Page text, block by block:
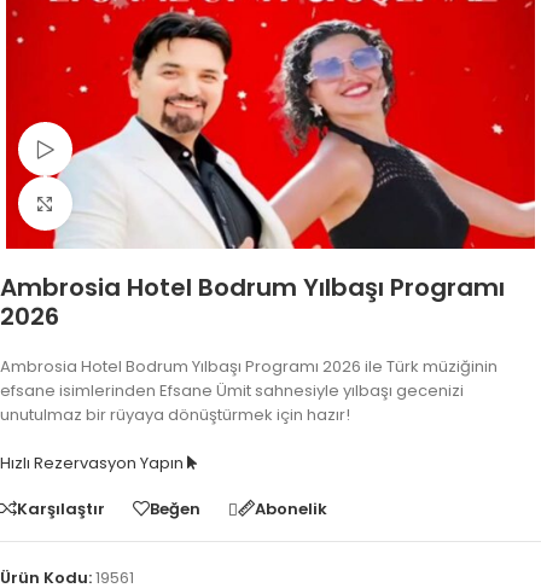
Video İzle
Fotoğrafı Büyüt
Ambrosia Hotel Bodrum Yılbaşı Programı
2026
Ambrosia Hotel Bodrum Yılbaşı Programı 2026 ile Türk müziğinin
efsane isimlerinden Efsane Ümit sahnesiyle yılbaşı gecenizi
unutulmaz bir rüyaya dönüştürmek için hazır!
Hızlı Rezervasyon Yapın
Karşılaştır
Beğen Abonelik
Ürün Kodu:19561